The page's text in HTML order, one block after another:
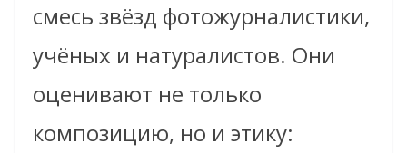
смесь звёзд фотожурналистики,
учёных и натуралистов. Они
оценивают не только
композицию, но и этику: